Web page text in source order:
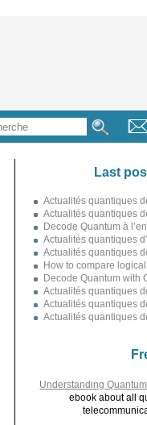
Last
Actualités quantiques
Actualités quantiques
Decode Quantum à
Actualités quantiques
Actualités quantiques
How to compare
Decode Quantum with
Actualités quantiques
Actualités quantiques
Actualités quantiques
Understanding
ebook about all